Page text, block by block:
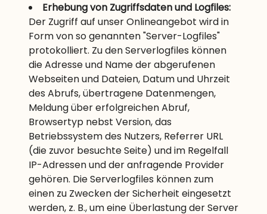
Erhebung von Zugriffsdaten und Logfiles:
Der Zugriff auf unser Onlineangebot wird in
Form von so genannten "Server-Logfiles"
protokolliert. Zu den Serverlogfiles können
die Adresse und Name der abgerufenen
Webseiten und Dateien, Datum und Uhrzeit
des Abrufs, übertragene Datenmengen,
Meldung über erfolgreichen Abruf,
Browsertyp nebst Version, das
Betriebssystem des Nutzers, Referrer URL
(die zuvor besuchte Seite) und im Regelfall
IP-Adressen und der anfragende Provider
gehören. Die Serverlogfiles können zum
einen zu Zwecken der Sicherheit eingesetzt
werden, z. B., um eine Überlastung der Server